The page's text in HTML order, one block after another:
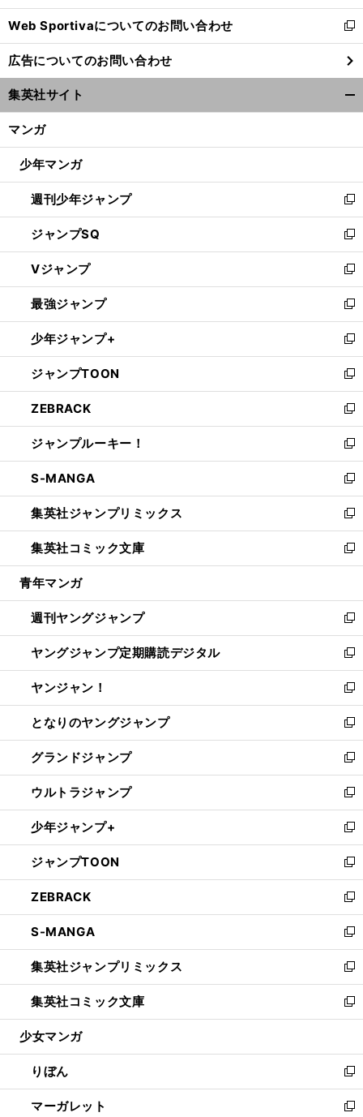
開
く
Web Sportivaについてのお問い合わせ
新
し
い
ウ
ィ
ン
ウ
開
く
広告についてのお問い合わせ
集英社サイト
マンガ
少年マンガ
週刊少年ジャンプ
新
し
い
ウ
ィ
ン
ド
ウ
で
開
く
ジャンプSQ
新
し
い
ウ
ィ
ン
ド
ウ
で
開
く
Vジャンプ
新
し
い
ウ
ィ
ン
ド
ウ
で
開
く
最強ジャンプ
新
し
い
ウ
ィ
ン
ド
ウ
で
開
く
少年ジャンプ+
新
し
い
ウ
ィ
ン
ド
ウ
で
開
く
ジャンプTOON
新
し
い
ウ
ィ
ン
ド
ウ
で
開
く
ZEBRACK
新
し
い
ウ
ィ
ン
ド
ウ
で
開
ジャンプルーキー！
新
し
い
ウ
ィ
ン
ド
ウ
開
く
S-MANGA
新
し
い
ウ
ィ
ン
ウ
で
開
く
集英社ジャンプリミックス
新
し
い
ウ
ン
ド
ウ
で
開
く
集英社コミック文庫
新
し
ウ
ィ
ン
ド
ウ
で
開
く
青年マンガ
週刊ヤングジャンプ
新
し
い
ウ
ィ
ン
ド
ウ
で
開
く
ヤングジャンプ定期購読デジタル
新
し
い
ウ
ィ
ン
ド
ウ
で
開
く
ヤンジャン！
新
し
い
ウ
ィ
ン
ド
ウ
で
開
く
となりのヤングジャンプ
新
し
い
ウ
ィ
ン
ド
ウ
で
開
く
グランドジャンプ
新
し
い
ウ
ィ
ン
ド
ウ
で
開
く
ウルトラジャンプ
新
し
い
ウ
ィ
ン
ド
ウ
で
開
く
少年ジャンプ+
新
し
い
ウ
ィ
ン
ド
ウ
で
開
く
ジャンプTOON
新
し
い
ウ
ィ
ン
ド
ウ
で
開
ZEBRACK
新
し
い
ウ
ィ
ン
ド
ウ
開
く
S-MANGA
新
し
い
ウ
ィ
ン
ウ
で
開
く
集英社ジャンプリミックス
新
し
い
ウ
ン
ド
ウ
で
集英社コミック文庫
新
し
ウ
ィ
ン
ド
少女マンガ
りぼん
新
し
い
マーガレット 新